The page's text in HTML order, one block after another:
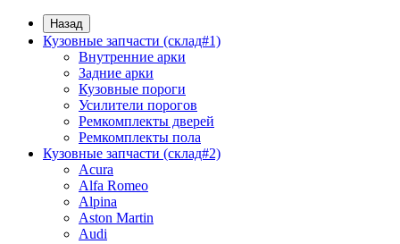
Назад
Кузовные запчасти (склад#1)
Внутренние арки
Задние арки
Кузовные пороги
Усилители порогов
Ремкомплекты дверей
Ремкомплекты пола
Кузовные запчасти (склад#2)
Acura
Alfa Romeo
Alpina
Aston Martin
Audi